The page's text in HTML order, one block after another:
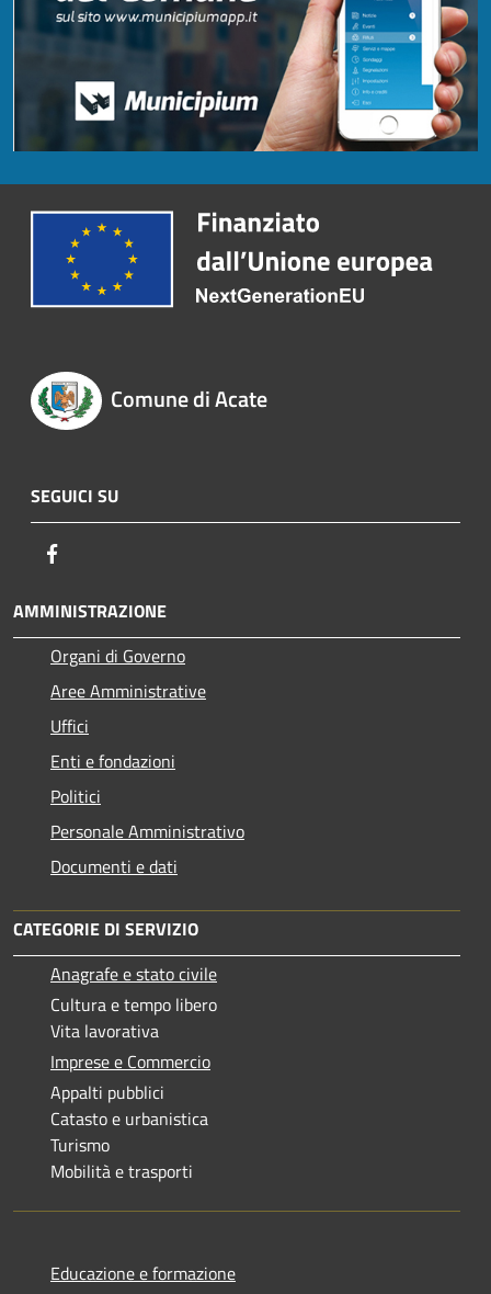
Comune di Acate
SEGUICI SU
AMMINISTRAZIONE
Organi di Governo
Aree Amministrative
Uffici
Enti e fondazioni
Politici
Personale Amministrativo
Documenti e dati
CATEGORIE DI SERVIZIO
Anagrafe e stato civile
Cultura e tempo libero
Vita lavorativa
Imprese e Commercio
Appalti pubblici
Catasto e urbanistica
Turismo
Mobilità e trasporti
Educazione e formazione